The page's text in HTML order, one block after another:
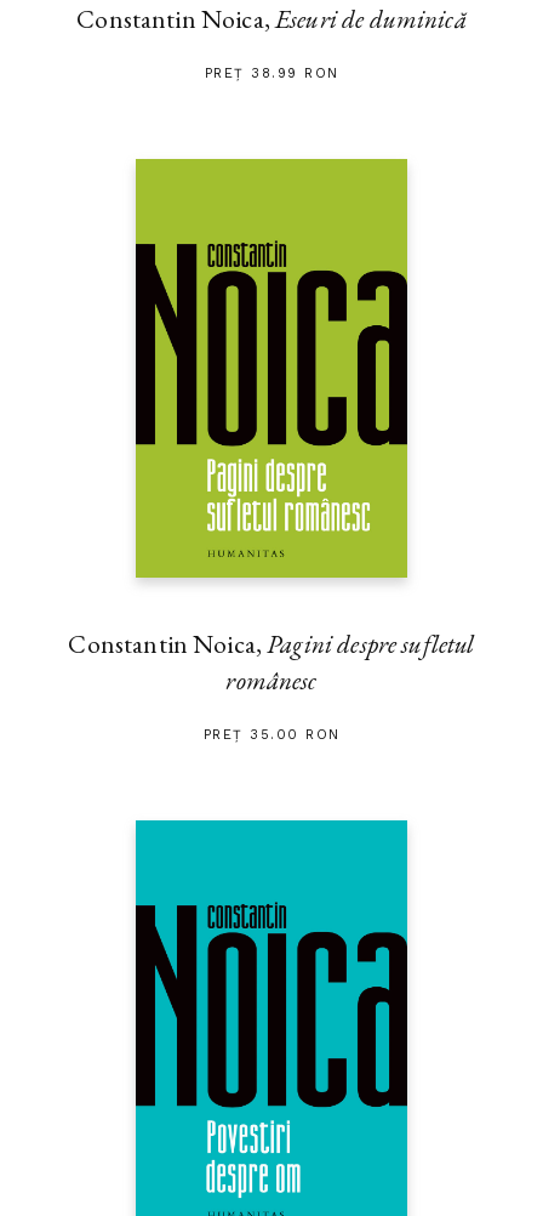
Constantin Noica,Eseuri de duminică
PREȚ 38.99 RON
Constantin Noica,Pagini despre sufletul
românesc
PREȚ 35.00 RON